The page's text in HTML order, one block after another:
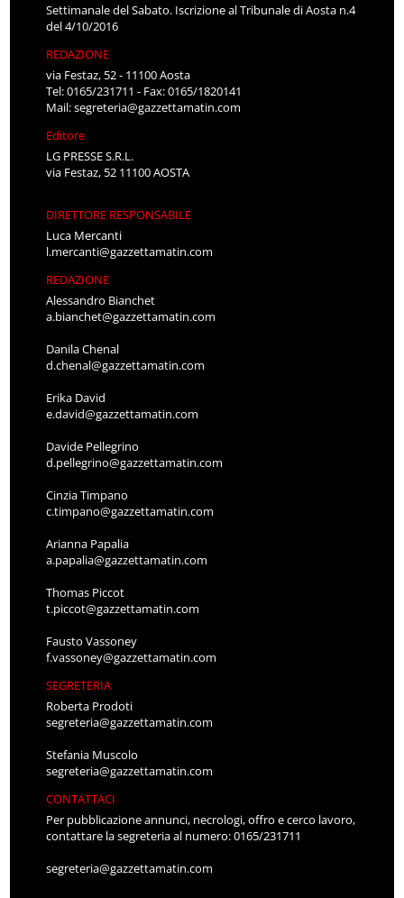
Settimanale del Sabato. Iscrizione al Tribunale di Aosta n.4
del 4/10/2016
REDAZIONE
via Festaz, 52 - 11100 Aosta
Tel: 0165/231711 - Fax: 0165/1820141
Mail:segreteria@gazzettamatin.com
Editore
LG PRESSE S.R.L.
via Festaz, 52 11100 AOSTA
DIRETTORE RESPONSABILE
Luca Mercanti
l.mercanti@gazzettamatin.com
REDAZIONE
Alessandro Bianchet
a.bianchet@gazzettamatin.com
Danila Chenal
d.chenal@gazzettamatin.com
Erika David
e.david@gazzettamatin.com
Davide Pellegrino
d.pellegrino@gazzettamatin.com
Cinzia Timpano
c.timpano@gazzettamatin.com
Arianna Papalia
a.papalia@gazzettamatin.com
Thomas Piccot
t.piccot@gazzettamatin.com
Fausto Vassoney
f.vassoney@gazzettamatin.com
SEGRETERIA
Roberta Prodoti
segreteria@gazzettamatin.com
Stefania Muscolo
segreteria@gazzettamatin.com
CONTATTACI
Per pubblicazione annunci, necrologi, offro e cerco lavoro,
contattare la segreteria al numero: 0165/231711
segreteria@gazzettamatin.com